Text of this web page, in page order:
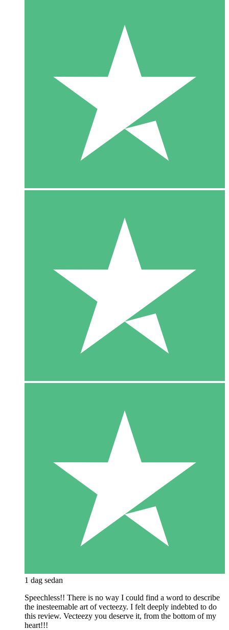
1 dag sedan
Speechless!! There is no way I could find a word to describe
the inesteemable art of vecteezy. I felt deeply indebted to do
this review. Vecteezy you deserve it, from the bottom of my
heart!!!